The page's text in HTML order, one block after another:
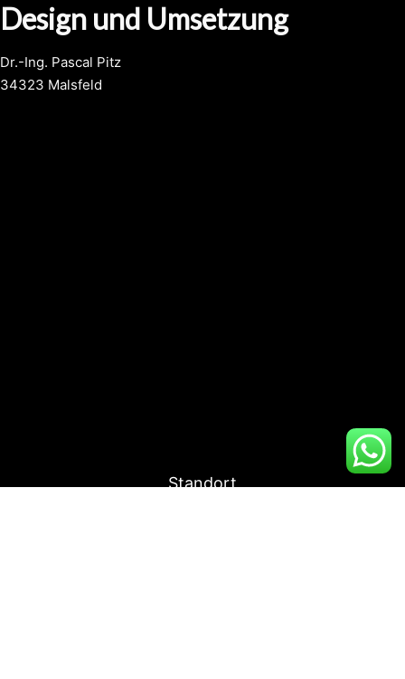
Design und Umsetzung
Dr.-Ing. Pascal Pitz
34323 Malsfeld
Standort